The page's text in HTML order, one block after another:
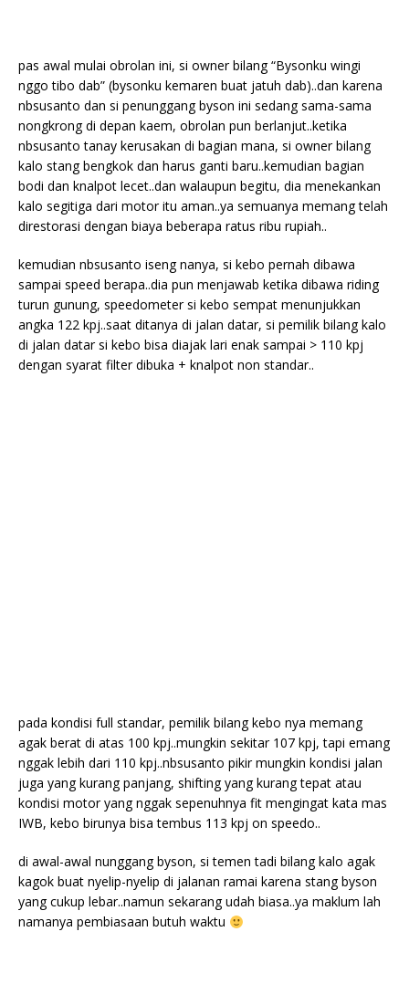
pas awal mulai obrolan ini, si owner bilang “Bysonku wingi
nggo tibo dab” (bysonku kemaren buat jatuh dab)..dan karena
nbsusanto dan si penunggang byson ini sedang sama-sama
nongkrong di depan kaem, obrolan pun berlanjut..ketika
nbsusanto tanay kerusakan di bagian mana, si owner bilang
kalo stang bengkok dan harus ganti baru..kemudian bagian
bodi dan knalpot lecet..dan walaupun begitu, dia menekankan
kalo segitiga dari motor itu aman..ya semuanya memang telah
direstorasi dengan biaya beberapa ratus ribu rupiah..
kemudian nbsusanto iseng nanya, si kebo pernah dibawa
sampai speed berapa..dia pun menjawab ketika dibawa riding
turun gunung, speedometer si kebo sempat menunjukkan
angka 122 kpj..saat ditanya di jalan datar, si pemilik bilang kalo
di jalan datar si kebo bisa diajak lari enak sampai > 110 kpj
dengan syarat filter dibuka + knalpot non standar..
pada kondisi full standar, pemilik bilang kebo nya memang
agak berat di atas 100 kpj..mungkin sekitar 107 kpj, tapi emang
nggak lebih dari 110 kpj..nbsusanto pikir mungkin kondisi jalan
juga yang kurang panjang, shifting yang kurang tepat atau
kondisi motor yang nggak sepenuhnya fit mengingat kata mas
IWB, kebo birunya bisa tembus 113 kpj on speedo..
di awal-awal nunggang byson, si temen tadi bilang kalo agak
kagok buat nyelip-nyelip di jalanan ramai karena stang byson
yang cukup lebar..namun sekarang udah biasa..ya maklum lah
namanya pembiasaan butuh waktu